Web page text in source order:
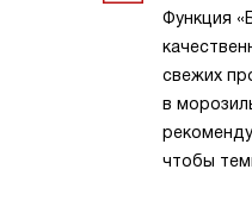
Функция
свежих
в
чтобы